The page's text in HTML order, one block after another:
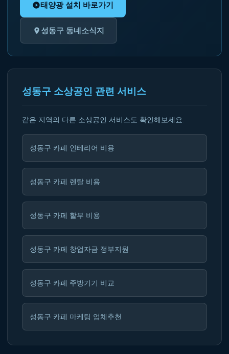
태양광 설치 바로가기
성동구 동네소식지
성동구 소상공인 관련 서비스
같은 지역의 다른 소상공인 서비스도 확인해보세요.
성동구 카페 인테리어 비용
성동구 카페 렌탈 비용
성동구 카페 할부 비용
성동구 카페 창업자금 정부지원
성동구 카페 주방기기 비교
성동구 카페 마케팅 업체추천